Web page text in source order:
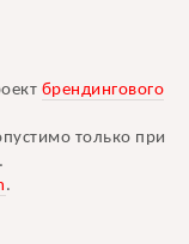
брендингового
только при
.